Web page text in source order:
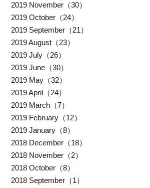
2019 November（30）
2019 October（24）
2019 September（21）
2019 August（23）
2019 July（26）
2019 June（30）
2019 May（32）
2019 April（24）
2019 March（7）
2019 February（12）
2019 January（8）
2018 December（18）
2018 November（2）
2018 October（8）
2018 September（1）